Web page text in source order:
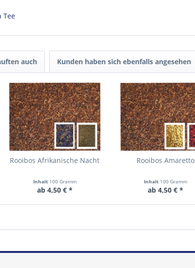
Tee
auch Kunden haben sich ebenfalls angesehen
Rooibos Afrikanische Nacht
Inhalt 100 Gramm
ab 4,50 € *
Rooibos Amaretto
Inhalt 100 Gramm
ab 4,50 € *